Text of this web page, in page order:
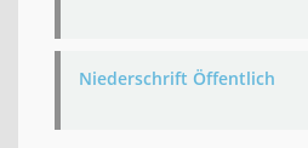
Niederschrift Öffentlich